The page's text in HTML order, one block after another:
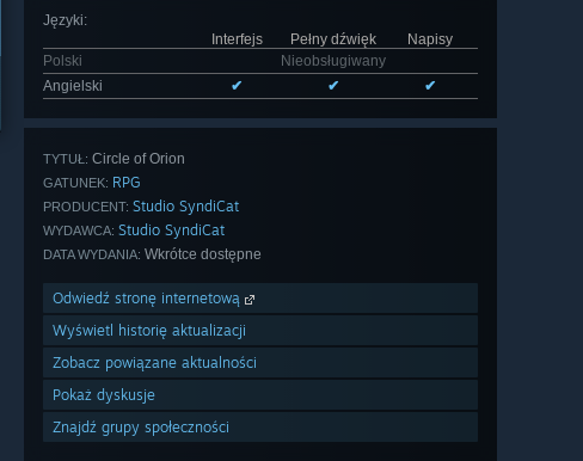
Języki:
Interfejs
Pełny dźwięk
Napisy
Polski
Nieobsługiwany
Angielski
✔ ✔ ✔
TYTUŁ: Circle of Orion
GATUNEK: RPG
PRODUCENT: Studio SyndiCat
WYDAWCA: Studio SyndiCat
DATA WYDANIA: Wkrótce dostępne
Odwiedź stronę internetową
Wyświetl historię aktualizacji
Zobacz powiązane aktualności
Pokaż dyskusje
Znajdź grupy społeczności